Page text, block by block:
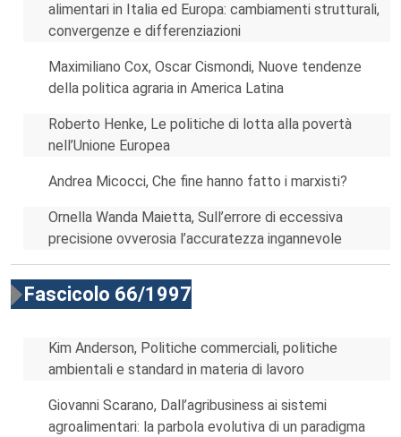
alimentari in Italia ed Europa: cambiamenti strutturali,
convergenze e differenziazioni
Maximiliano Cox, Oscar Cismondi, Nuove tendenze
della politica agraria in America Latina
Roberto Henke, Le politiche di lotta alla povertà
nell’Unione Europea
Andrea Micocci, Che fine hanno fatto i marxisti?
Ornella Wanda Maietta, Sull’errore di eccessiva
precisione ovverosia l’accuratezza ingannevole
Fascicolo 66/1997
Kim Anderson, Politiche commerciali, politiche
ambientali e standard in materia di lavoro
Giovanni Scarano, Dall’agribusiness ai sistemi
agroalimentari: la parbola evolutiva di un paradigma